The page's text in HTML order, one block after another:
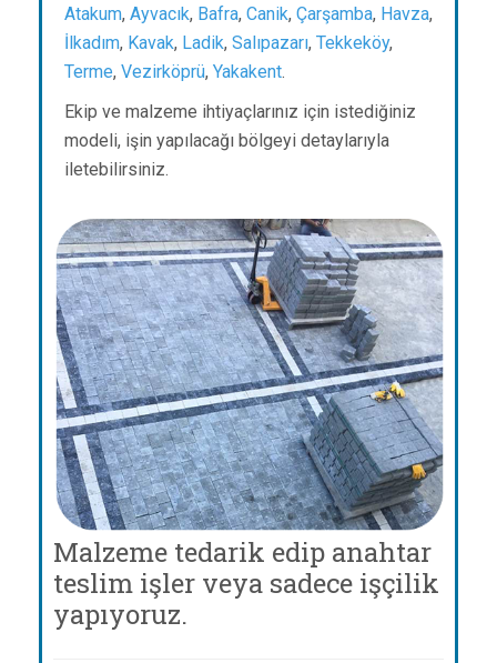
Atakum, Ayvacık, Bafra, Canik, Çarşamba, Havza,
İlkadım, Kavak, Ladik, Salıpazarı, Tekkeköy,
Terme, Vezirköprü, Yakakent.
Ekip ve malzeme ihtiyaçlarınız için istediğiniz
modeli, işin yapılacağı bölgeyi detaylarıyla
iletebilirsiniz.
Malzeme tedarik edip anahtar
teslim işler veya sadece işçilik
yapıyoruz.